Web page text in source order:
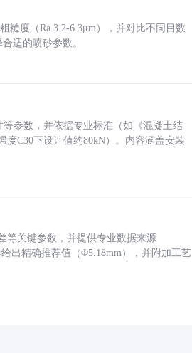
糙度（Ra 3.2-6.3μm），并对比不同目数
适的喷砂参数。
参数，并依据专业标准（如《混凝土结
度C30下设计值约80kN）。内容涵盖安装
等关键参数，并提供专业数据来源
出精确推荐值（Φ5.18mm），并附加工艺